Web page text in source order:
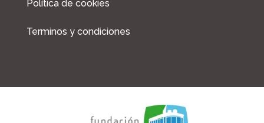
Política de cookies
Terminos y condiciones